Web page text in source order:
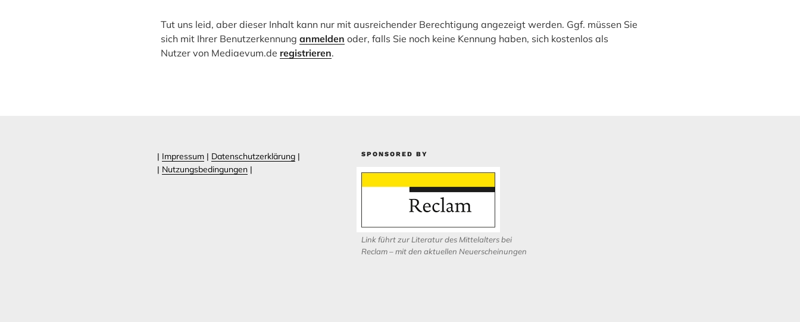
Tut uns leid, aber dieser Inhalt kann nur mit ausreichender Berechtigung angezeigt werden. Ggf. müssen Sie
sich mit Ihrer Benutzerkennung anmelden oder, falls Sie noch keine Kennung haben, sich kostenlos als
Nutzer von Mediaevum.de registrieren.
| Impressum | Datenschutzerklärung |
| Nutzungsbedingungen |
SPONSORED BY
Link führt zur Literatur des Mittelalters bei
Reclam – mit den aktuellen Neuerscheinungen